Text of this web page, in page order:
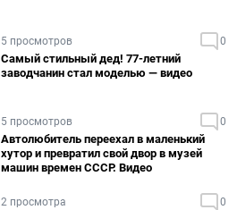
5 просмотров 0
Самый стильный дед! 77-летний
заводчанин стал моделью — видео
5 просмотров 0
Автолюбитель переехал в маленький
хутор и превратил свой двор в музей
машин времен СССР. Видео
2 просмотра 0